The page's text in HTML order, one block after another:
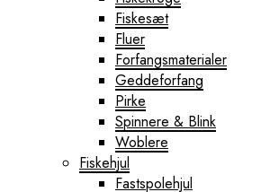
Fiskesæt
Fluer
Forfangsmaterialer
Geddeforfang
Pirke
Spinnere & Blink
Woblere
Fiskehjul
Fastspolehjul